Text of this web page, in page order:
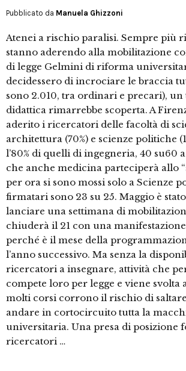
Pubblicato da Manuela Ghizzoni
Atenei a rischio paralisi. Sempre più
stanno aderendo alla mobilitazione
di legge Gelmini di riforma
decidessero di incrociare le braccia
sono 2.010, tra ordinari e precari), un
didattica rimarrebbe scoperta. A
aderito i ricercatori delle facoltà di
architettura (70%) e scienze politiche
l’80% di quelli di ingegneria, 40 su60
che anche medicina parteciperà allo
per ora si sono mossi solo a Scienze
firmatari sono 23 su 25. Maggio è
lanciare una settimana di
chiuderà il 21 con una
perché è il mese della
l’anno successivo. Ma senza la
ricercatori a insegnare, attività che
compete loro per legge e viene svolta
molti corsi corrono il rischio di
andare in cortocircuito tutta la
universitaria. Una presa di posizione
ricercatori …